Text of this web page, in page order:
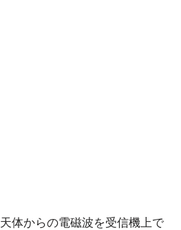
体からの電磁波を受信機上で